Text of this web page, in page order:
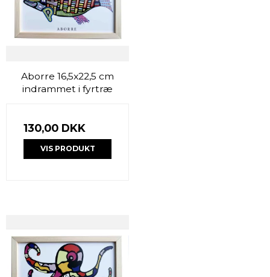
Aborre 16,5x22,5 cm
indrammet i fyrtræ
130,00 DKK
VIS PRODUKT